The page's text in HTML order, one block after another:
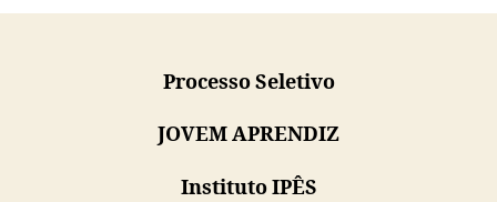
Processo Seletivo
JOVEM APRENDIZ
Instituto IPÊS